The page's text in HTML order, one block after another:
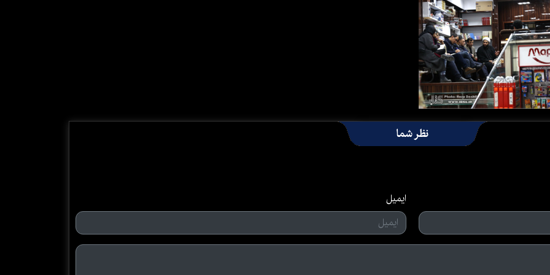
نظر شما
ایمیل